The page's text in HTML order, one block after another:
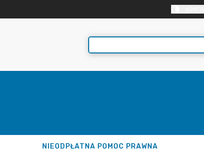
NIEODPŁATNA POMOC PRAWNA